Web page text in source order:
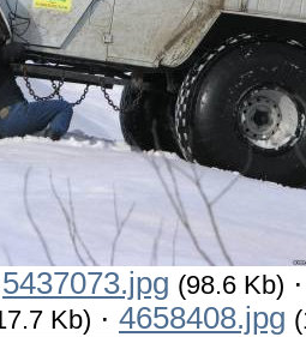
5437073.jpg (98.6 Kb)
Kb) · 4658408.jpg